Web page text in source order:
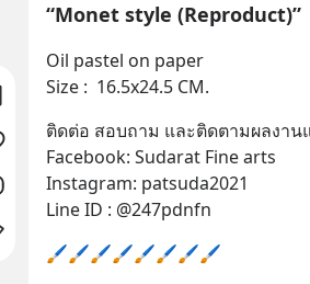
“Monet style (Reproduct)”
Oil pastel on paper
Size :  16.5x24.5 CM.
ติดต่อ สอบถาม และติดตามผลงาน
Facebook: Sudarat Fine arts
Instagram: patsuda2021
Line ID : @247pdnfn
🖌️🖌️🖌️🖌️🖌️🖌️🖌️🖌️